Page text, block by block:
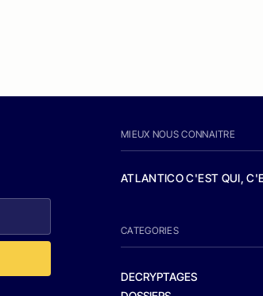
MIEUX NOUS CONNAITRE
ATLANTICO C'EST QUI,
CATEGORIES
DECRYPTAGES